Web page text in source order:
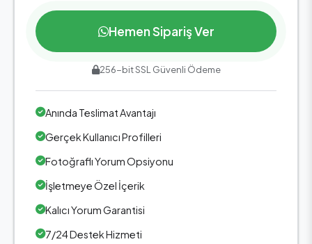
Hemen Sipariş Ver
256-bit SSL Güvenli Ödeme
Anında Teslimat Avantajı
Gerçek Kullanıcı Profilleri
Fotoğraflı Yorum Opsiyonu
İşletmeye Özel İçerik
Kalıcı Yorum Garantisi
7/24 Destek Hizmeti